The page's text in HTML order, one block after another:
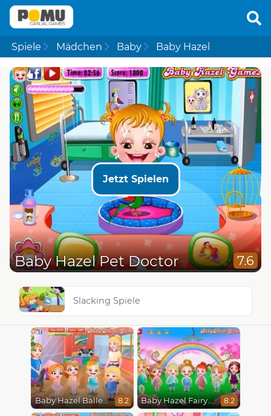
Spiele Mädchen Baby Baby Hazel
Jetzt Spielen
Baby Hazel Pet Doctor 7.6
Slacking Spiele
Baby Hazel Ballerina Dance 8.2 Baby Hazel Fairyland Ballet 8.2